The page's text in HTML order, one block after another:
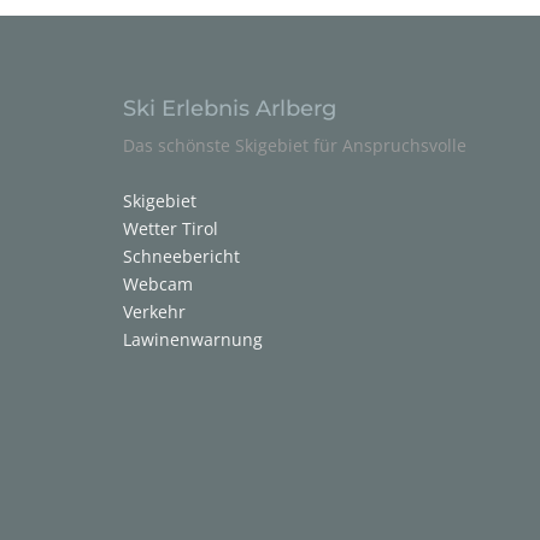
Ski Erlebnis Arlberg
Das schönste Skigebiet für Anspruchsvolle
Skigebiet
Wetter Tirol
Schneebericht
Webcam
Verkehr
Lawinenwarnung